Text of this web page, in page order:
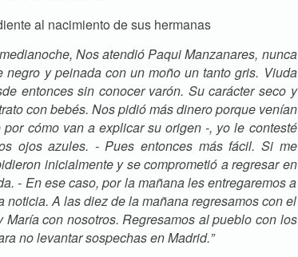
al nacimiento de sus hermanas
Nos atendió Paqui Manzanares, nunca
y peinada con un moño un tanto gris. Viuda
entonces sin conocer varón. Su carácter seco y
con bebés. Nos pidió más dinero porque venían
cómo van a explicar su origen -, yo le contesté
ojos azules. - Pues entonces más fácil. Si me
inicialmente y se comprometió a regresar en
- En ese caso, por la mañana les entregaremos a
A las diez de la mañana regresamos con el
con nosotros. Regresamos al pueblo con los
no levantar sospechas en Madrid.”